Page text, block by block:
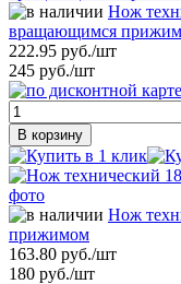
Нож
вращающимся
222.95 руб./шт
245 руб./шт
В корзину
Нож
прижимом
163.80 руб./шт
180 руб./шт